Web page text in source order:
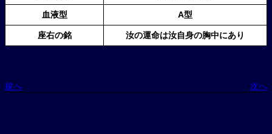
血液型 A型
座右の銘 汝の運命は汝自身の胸中にあり
前へ 次へ